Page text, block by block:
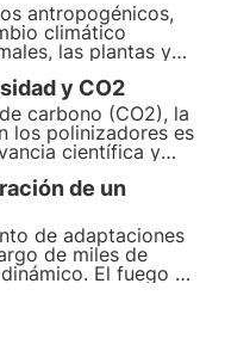
antropogénicos,
climático
las plantas y
programa de la
y la
actuar a tiempo.
y CO2
carbono (CO2), la
los polinizadores es
científica y
la compleja
el entorno
polinizadores.
de un
de adaptaciones
de miles de
El fuego es
ejerce una presión